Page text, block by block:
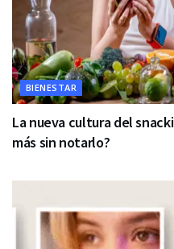
BIENESTAR
La nueva cultura del
más sin notarlo?